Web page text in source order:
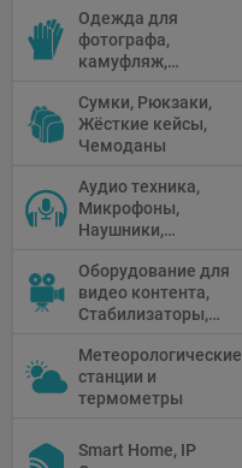
питания, Солнечные
панели
Одежда для
фотографа,
камуфляж,
Сумки, Рюкзаки,
Жёсткие кейсы,
Чемоданы
Аудио техника,
Микрофоны,
Наушники,
микшеры, Кабели и
адаптеры
Оборудование для
видео контента,
Стабилизаторы,
Мониторы,
Профессиональное
видео
Метеорологические
станции и
термометры
Smart Home, IP